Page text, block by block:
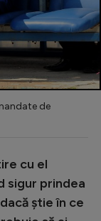
de
cu el
sigur prindea
știe în ce